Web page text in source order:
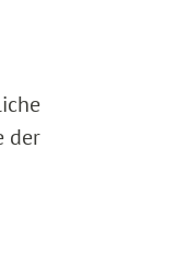
der